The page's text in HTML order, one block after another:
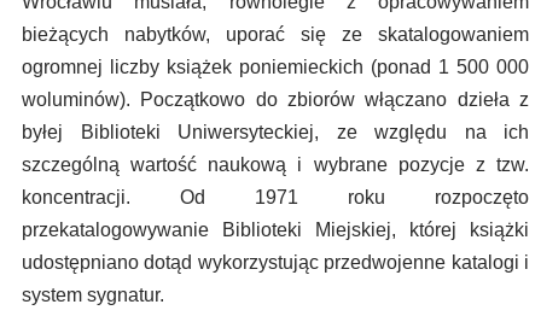
bieżących nabytków, uporać się ze skatalogowaniem
ogromnej liczby książek poniemieckich (ponad 1 500 000
woluminów). Początkowo do zbiorów włączano dzieła z
byłej Biblioteki Uniwersyteckiej, ze względu na ich
szczególną wartość naukową i wybrane pozycje z tzw.
koncentracji. Od 1971 roku rozpoczęto
przekatalogowywanie Biblioteki Miejskiej, której książki
udostępniano dotąd wykorzystując przedwojenne katalogi i
system sygnatur.